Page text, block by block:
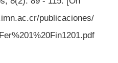
publicaciones/